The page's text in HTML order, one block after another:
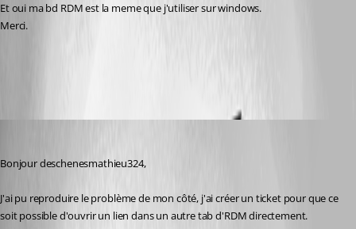
Et oui ma bd RDM est la meme que j'utiliser sur windows.
Merci.
Bonjour deschenesmathieu324,
J'ai pu reproduire le problème de mon côté, j'ai créer un ticket pour que ce
soit possible d'ouvrir un lien dans un autre tab d'RDM directement.